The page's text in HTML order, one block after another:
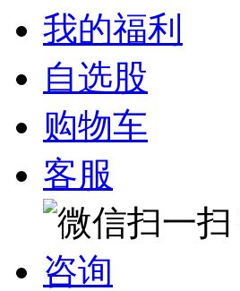
我的福利
自选股
购物车
客服
咨询